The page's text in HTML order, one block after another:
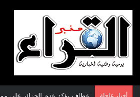
أخبار عاجلة